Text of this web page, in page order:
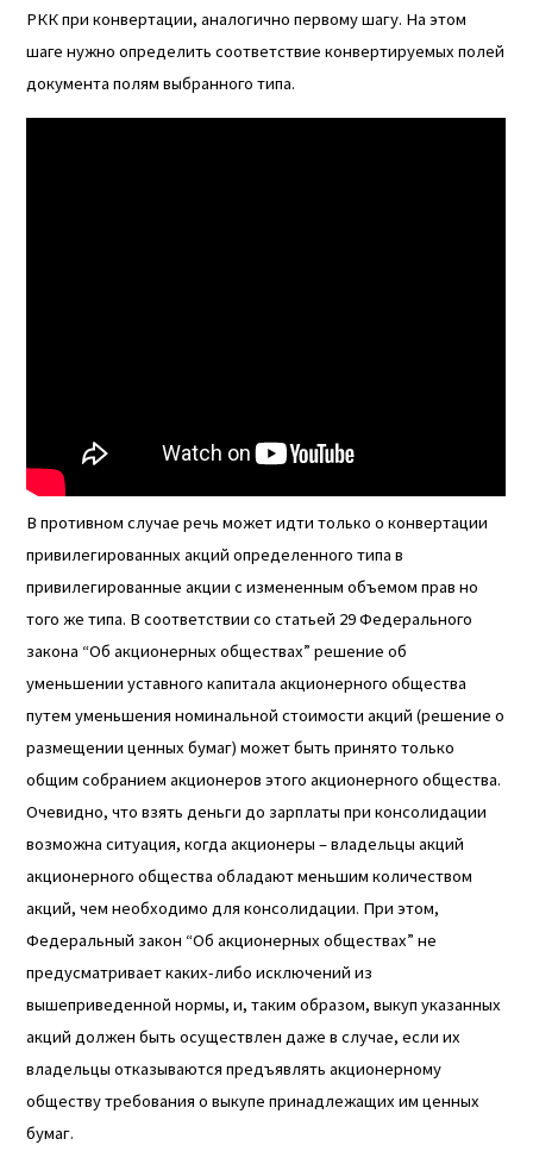
РКК при конвертации, аналогично первому шагу. На этом
шаге нужно определить соответствие конвертируемых полей
документа полям выбранного типа.
В противном случае речь может идти только о конвертации
привилегированных акций определенного типа в
привилегированные акции с измененным объемом прав но
того же типа. В соответствии со статьей 29 Федерального
закона “Об акционерных обществах” решение об
уменьшении уставного капитала акционерного общества
путем уменьшения номинальной стоимости акций (решение о
размещении ценных бумаг) может быть принято только
общим собранием акционеров этого акционерного общества.
Очевидно, чтовзять деньги до зарплаты при консолидации
возможна ситуация, когда акционеры – владельцы акций
акционерного общества обладают меньшим количеством
акций, чем необходимо для консолидации. При этом,
Федеральный закон “Об акционерных обществах” не
предусматривает каких-либо исключений из
вышеприведенной нормы, и, таким образом, выкуп указанных
акций должен быть осуществлен даже в случае, если их
владельцы отказываются предъявлять акционерному
обществу требования о выкупе принадлежащих им ценных
бумаг.